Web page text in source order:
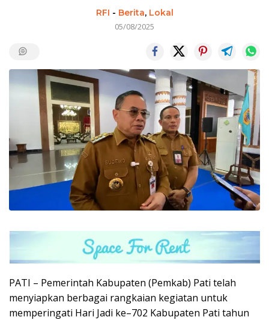
RFI - Berita, Lokal
05/08/2025
PATI – Pemerintah Kabupaten (Pemkab) Pati telah
menyiapkan berbagai rangkaian kegiatan untuk
memperingati Hari Jadi ke–702 Kabupaten Pati tahun